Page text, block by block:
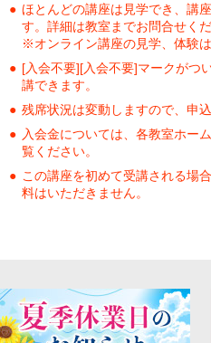
ほとんどの講座は見学でき、講
す。詳細は教室までお問合せくだ
※オンライン講座の見学、体験は
[入会不要][入会不要]マークがつ
講できます。
残席状況は変動しますので、申
入会金については、各教室ホー
覧ください。
この講座を初めて受講される場
料はいただきません。